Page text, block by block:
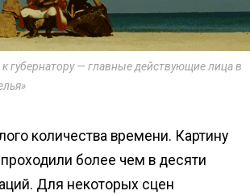
губернатору — главные действующие лица в
количества времени. Картину
более чем в десяти
Для некоторых сцен